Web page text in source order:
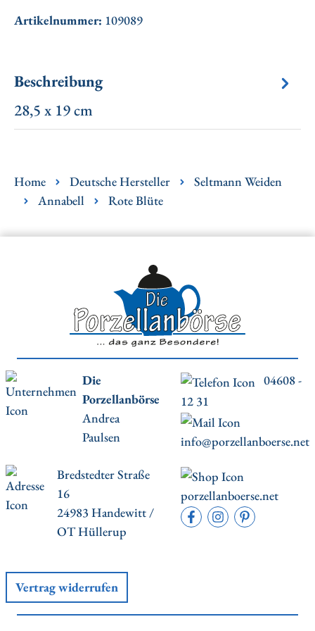
Artikelnummer: 109089
Beschreibung
28,5 x 19 cm
Home Deutsche Hersteller
Seltmann Weiden
Annabell
Rote Blüte
Die
Porzellanbörse
Andrea
Paulsen
04608 -
12 31
info@porzellanboerse.net
Bredstedter Straße
16
24983 Handewitt /
OT Hüllerup
porzellanboerse.net
Vertrag widerrufen